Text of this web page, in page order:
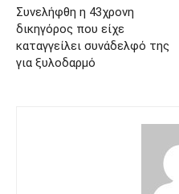
Συνελήφθη η 43χρονη
δικηγόρος που είχε
καταγγείλει συνάδελφό της
για ξυλοδαρμό